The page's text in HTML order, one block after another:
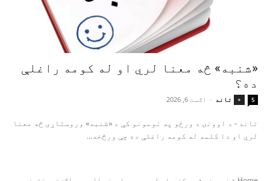
«شنبه» څه معنا لري او له کومه راغلې
ده؟
+ تاند - اګست 6, 2026 5
تاند - د اوونۍ د ورځو په نومونو کې د «شنبه» وروستاړی څه معنا
لري او دا کلمه له کومه راغلې ده چې ورڅخه...